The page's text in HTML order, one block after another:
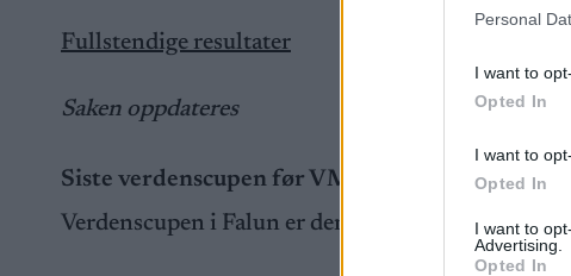
Personal
I want to
Opted In
I want to
Opted In
I want to
Advertising.
Opted In
Fullstendige resultater
Saken oppdateres
Siste verdenscupen før VM
Verdenscupen i Falun er den siste runden før